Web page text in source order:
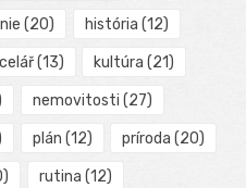
(20) história (12)
(13) kultúra (21)
nemovitosti (27)
plán (12) príroda (20)
rutina (12)